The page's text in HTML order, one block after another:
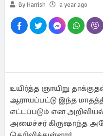
By Harrish
a year ago
உயிர்த்த ஞாயிறு
ஆராயப்பட்டு இந்த
எட்டப்படும் என
அமைச்சர் கிருஷாந்த